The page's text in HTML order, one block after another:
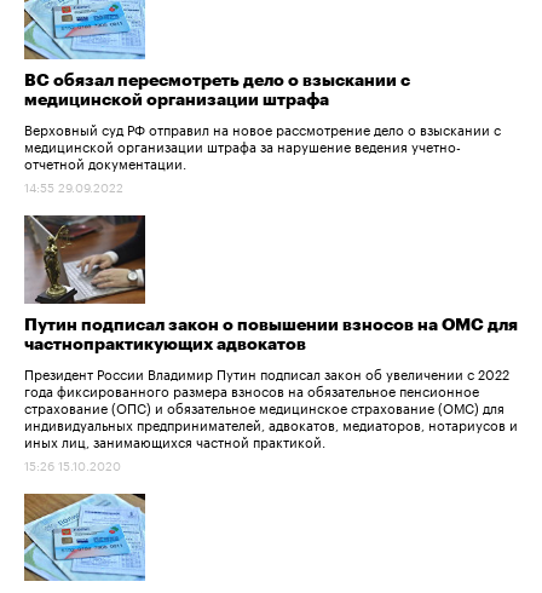
ВС обязал пересмотреть дело о взыскании с
медицинской организации штрафа
Верховный суд РФ отправил на новое рассмотрение дело о взыскании с
медицинской организации штрафа за нарушение ведения учетно-
отчетной документации.
14:55 29.09.2022
Путин подписал закон о повышении взносов на ОМС для
частнопрактикующих адвокатов
Президент России Владимир Путин подписал закон об увеличении с 2022
года фиксированного размера взносов на обязательное пенсионное
страхование (ОПС) и обязательное медицинское страхование (ОМС) для
индивидуальных предпринимателей, адвокатов, медиаторов, нотариусов и
иных лиц, занимающихся частной практикой.
15:26 15.10.2020